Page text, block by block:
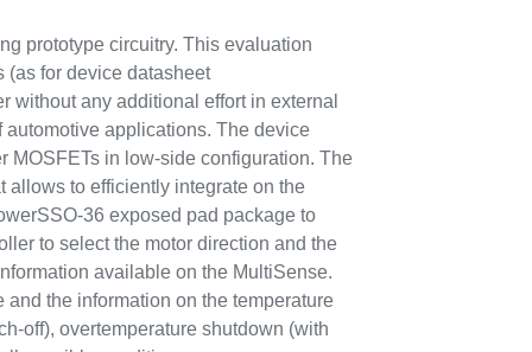
prototype circuitry. This evaluation
(as for device datasheet
without any additional effort in external
applications. The device
MOSFETs in low-side configuration. The
allows to efficiently integrate on the
36 exposed pad package to
to select the motor direction and the
available on the MultiSense.
the information on the temperature
off), overtemperature shutdown (with